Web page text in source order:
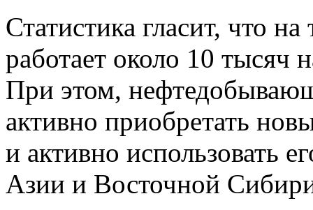
Статистика гласит, что
работает около 10 тысяч
При этом,
активно приобретать
и активно использовать
Азии и Восточной